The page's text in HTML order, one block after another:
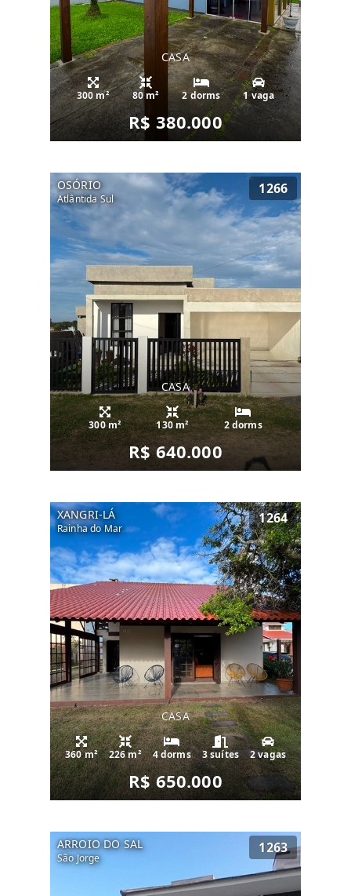
CASA
300 m² 80 m² 2 dorms 1 vaga
R$ 380.000
OSÓRIO
Atlântida Sul
1266
CASA
300 m² 130 m² 2 dorms
R$ 640.000
XANGRI-LÁ
Rainha do Mar
1264
CASA
360 m² 226 m² 4 dorms 3 suítes 2 vagas
R$ 650.000
ARROIO DO SAL
São Jorge
1263